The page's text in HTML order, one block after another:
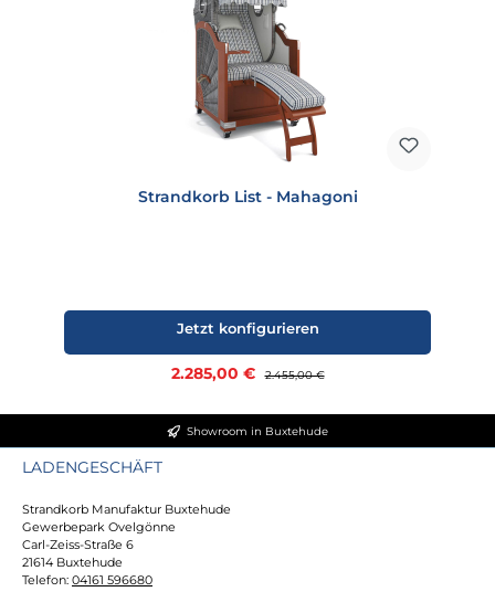
Strandkorb List - Mahagoni
Verkaufspreis:
2.285,00 € Regulärer Preis:
2.455,00 €
Jetzt konfigurieren
Showroom in Buxtehude
LADENGESCHÄFT
Strandkorb Manufaktur Buxtehude
Gewerbepark Ovelgönne
Carl-Zeiss-Straße 6
21614 Buxtehude
Telefon: 04161 596680